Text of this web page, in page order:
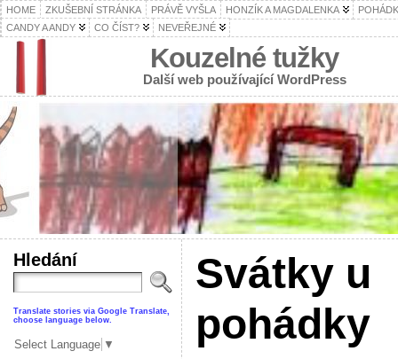
HOME ZKUŠEBNÍ STRÁNKA PRÁVĚ VYŠLA HONZÍK A MAGDALENKA
CANDY A ANDY
CO ČÍST? NEVEŘEJNÉ
Kouzelné tužky
Další web používající WordPress
Hledání
Translate stories via Google Translate,
choose language below.
Select Language ▼
Svátky u
pohádky